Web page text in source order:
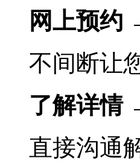
网上预约
不间断让
了解详情
直接沟通